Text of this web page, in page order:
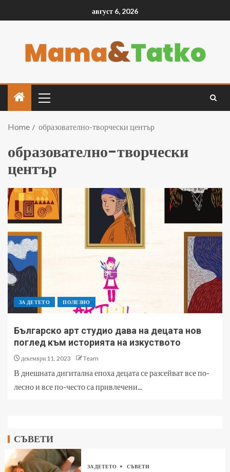
август 6, 2026
Home образователно-творчески център
образователно-творчески
център
ЗА ДЕТЕТО ПОЛЕЗНО
Българско арт студио дава на децата нов
поглед към историята на изкуството
декември 11, 2023 Team
В днешната дигитална епоха децата се разсейват все по-
лесно и все по-често са привлечени...
СЪВЕТИ
ЗА ДЕТЕТО СЪВЕТИ